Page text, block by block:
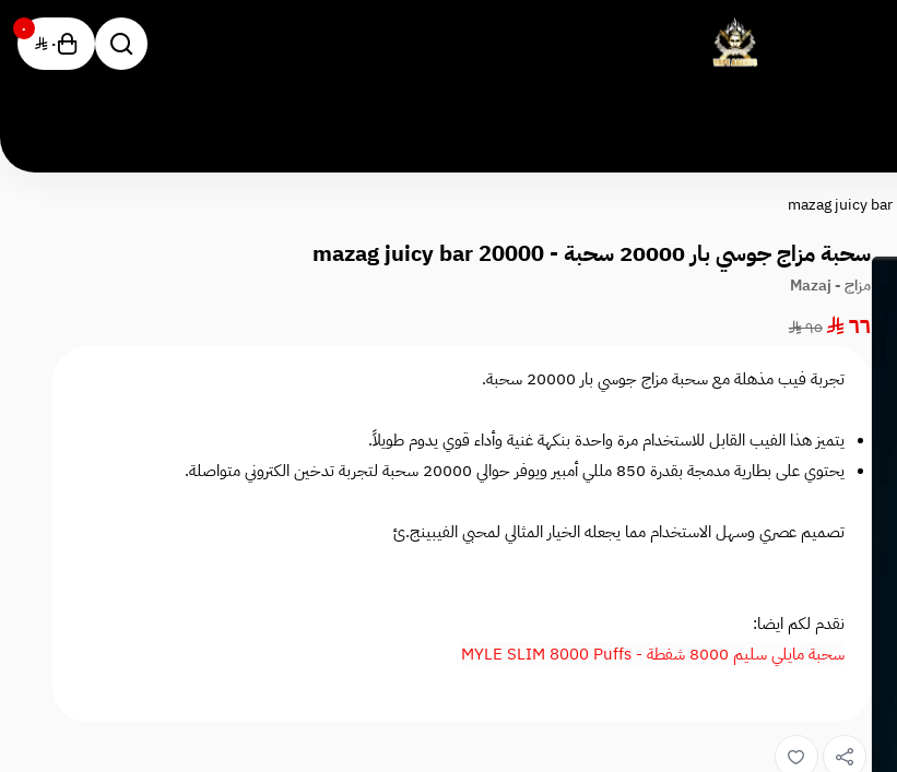
وكلاء الفيب - معتمد في السعودية
٠
٠
سحبة مزاج جوسي بار 20000 سحبة - mazag juicy bar 20000
مزاج - Mazaj
٦٦ ٩٥
تجربة فيب مذهلة مع سحبة مزاج جوسي بار 20000 سحبة.
يتميز هذا الفيب القابل للاستخدام مرة واحدة بنكهة غنية وأداء قوي يدوم طويلاً.
يحتوي على بطارية مدمجة بقدرة 850 مللي أمبير ويوفر حوالي 20000 سحبة لتجربة تدخين الكتروني متواصلة.
تصميم عصري وسهل الاستخدام مما يجعله الخيار المثالي لمحبي الفيبينج.ئ
نقدم لكم ايضا:
سحبة مايلي سليم 8000 شفطة - MYLE SLIM 8000 Puffs